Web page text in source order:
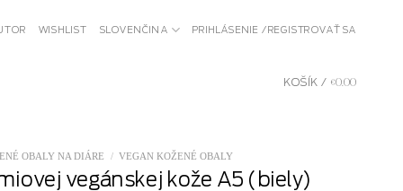
WISHLIST SLOVENČINA PRIHLÁSENIE / REGISTROVAŤ SA
KOŠÍK / €0.00
OBALY NA DIÁRE / VEGAN KOŽENÉ OBALY
vegánskej kože A5 (biely)